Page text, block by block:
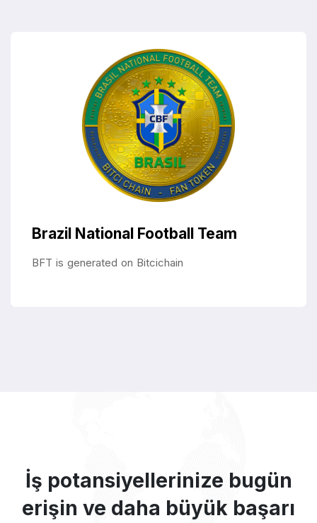
Brazil National Football Team
BFT is generated on Bitcichain
İş potansiyellerinize bugün
erişin ve daha büyük başarı